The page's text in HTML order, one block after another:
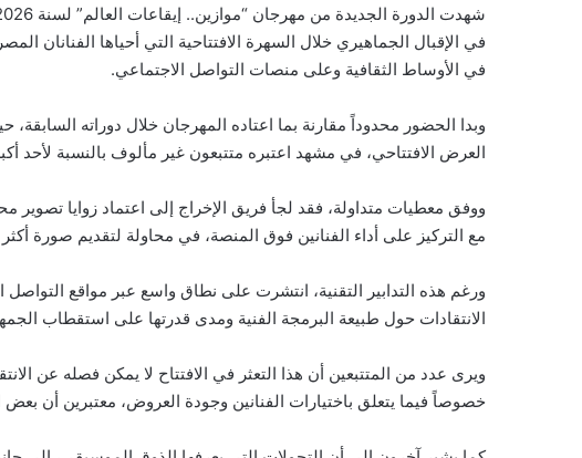
في الإقبال الجماهيري خلال السهرة الافتتاحية التي أحياها الفنانان
في الأوساط الثقافية وعلى منصات التواصل الاجتماعي.
وبدا الحضور محدوداً مقارنة بما اعتاده المهرجان خلال دوراته
العرض الافتتاحي، في مشهد اعتبره متتبعون غير مألوف بالنسبة لأحد
ووفق معطيات متداولة، فقد لجأ فريق الإخراج إلى اعتماد زوايا
مع التركيز على أداء الفنانين فوق المنصة، في محاولة لتقديم صورة
ورغم هذه التدابير التقنية، انتشرت على نطاق واسع عبر مواقع
الانتقادات حول طبيعة البرمجة الفنية ومدى قدرتها على استقطاب
ويرى عدد من المتتبعين أن هذا التعثر في الافتتاح لا يمكن فصله عن
خصوصاً فيما يتعلق باختيارات الفنانين وجودة العروض، معتبرين أن